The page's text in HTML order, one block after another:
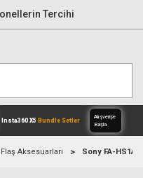
Tercihi
Flaş Aksesuarları Sony FA-